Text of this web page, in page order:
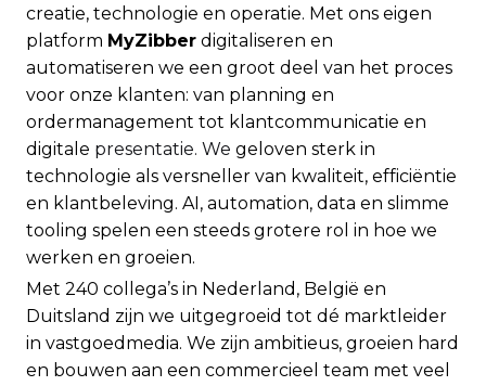
creatie, technologie en operatie. Met ons eigen
platform MyZibber digitaliseren en
automatiseren we een groot deel van het proces
voor onze klanten: van planning en
ordermanagement tot klantcommunicatie en
digitale presentatie. We geloven sterk in
technologie als versneller van kwaliteit, efficiëntie
en klantbeleving. AI, automation, data en slimme
tooling spelen een steeds grotere rol in hoe we
werken en groeien.
Met 240 collega’s in Nederland, België en
Duitsland zijn we uitgegroeid tot dé marktleider
in vastgoedmedia. We zijn ambitieus, groeien hard
en bouwen aan een commercieel team met veel